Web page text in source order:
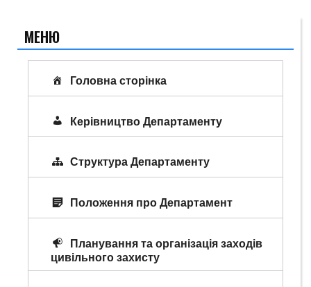
МЕНЮ
Головна сторінка
Керівництво Департаменту
Структура Департаменту
Положення про Департамент
Планування та організація заходів
цивільного захисту